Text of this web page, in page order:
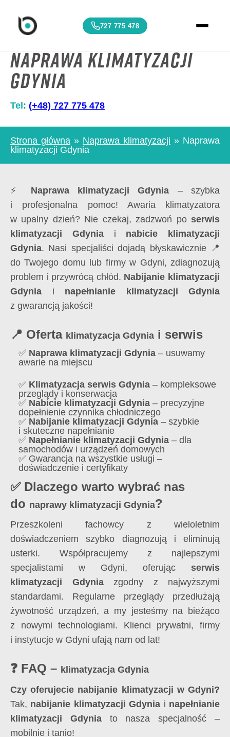
727 775 478
Naprawa klimatyzacji
Gdynia
Tel: (+48) 727 775 478
Strona główna » Naprawa klimatyzacji » Naprawa
klimatyzacji Gdynia
⚡ Naprawa klimatyzacji Gdynia – szybka
i profesjonalna pomoc! Awaria klimatyzatora
w upalny dzień? Nie czekaj, zadzwoń po serwis
klimatyzacji Gdyniai nabicie klimatyzacji
Gdynia. Nasi specjaliści dojadą błyskawicznie 📍
do Twojego domu lub firmy w Gdyni, zdiagnozują
problem i przywrócą chłód. Nabijanie klimatyzacji
Gdynia i napełnianie klimatyzacji Gdynia
z gwarancją jakości!
📍 Oferta klimatyzacja Gdynia i serwis
✅ Naprawa klimatyzacji Gdynia – usuwamy
awarie na miejscu
✅ Klimatyzacja serwis Gdynia – kompleksowe
przeglądy i konserwacja
✅ Nabicie klimatyzacji Gdynia – precyzyjne
dopełnienie czynnika chłodniczego
✅ Nabijanie klimatyzacji Gdynia – szybkie
i skuteczne napełnianie
✅ Napełnianie klimatyzacji Gdynia – dla
samochodów i urządzeń domowych
✅ Gwarancja na wszystkie usługi –
doświadczenie i certyfikaty
✅ Dlaczego warto wybrać nas
do naprawy klimatyzacji Gdynia?
Przeszkoleni fachowcy z wieloletnim
doświadczeniem szybko diagnozują i eliminują
usterki. Współpracujemy z najlepszymi
specjalistami w Gdyni, oferując serwis
klimatyzacji Gdyniazgodny z najwyższymi
standardami. Regularne przeglądy przedłużają
żywotność urządzeń, a my jesteśmy na bieżąco
z nowymi technologiami. Klienci prywatni, firmy
i instytucje w Gdyni ufają nam od lat!
❓ FAQ – klimatyzacja Gdynia
Czy oferujecie nabijanie klimatyzacji w Gdyni?
Tak, nabijanie klimatyzacji Gdynia i napełnianie
klimatyzacji Gdyniato nasza specjalność –
mobilnie i tanio!